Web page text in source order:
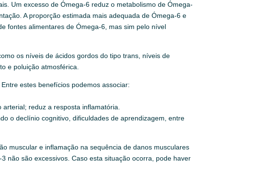
Um excesso de Ómega-6 reduz o metabolismo de Ómega-
A proporção estimada mais adequada de Ómega-6 e
fontes alimentares de Ómega-6, mas sim pelo nível
os níveis de ácidos gordos do tipo trans, níveis de
e poluição atmosférica.
estes benefícios podemos associar:
reduz a resposta inflamatória.
o declínio cognitivo, dificuldades de aprendizagem, entre
muscular e inflamação na sequência de danos musculares
não são excessivos. Caso esta situação ocorra, pode haver